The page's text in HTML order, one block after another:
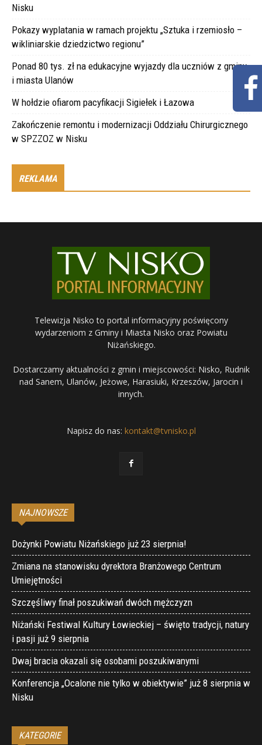
Nisku
Pokazy wyplatania w ramach projektu „Sztuka i rzemiosło –
wikliniarskie dziedzictwo regionu”
Ponad 80 tys. zł na edukacyjne wyjazdy dla uczniów z gminy
i miasta Ulanów
W hołdzie ofiarom pacyfikacji Sigiełek i Łazowa
Zakończenie remontu i modernizacji Oddziału Chirurgicznego
w SPZZOZ w Nisku
REKLAMA
Telewizja Nisko to portal informacyjny poświęcony
wydarzeniom z Gminy i Miasta Nisko oraz Powiatu
Niżańskiego.
Dostarczamy aktualności z gmin i miejscowości: Nisko, Rudnik
nad Sanem, Ulanów, Jeżowe, Harasiuki, Krzeszów, Jarocin i
innych.
Napisz do nas: kontakt@tvnisko.pl
NAJNOWSZE
Dożynki Powiatu Niżańskiego już 23 sierpnia!
Zmiana na stanowisku dyrektora Branżowego Centrum
Umiejętności
Szczęśliwy finał poszukiwań dwóch mężczyzn
Niżański Festiwal Kultury Łowieckiej – święto tradycji, natury
i pasji już 9 sierpnia
Dwaj bracia okazali się osobami poszukiwanymi
Konferencja „Ocalone nie tylko w obiektywie” już 8 sierpnia w
Nisku
KATEGORIE